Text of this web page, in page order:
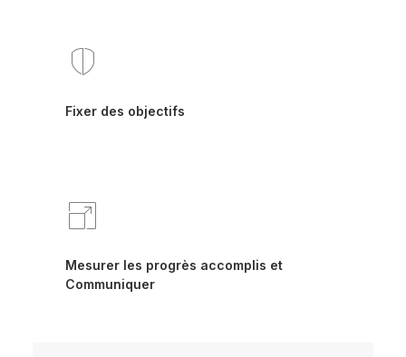
Fixer des objectifs
Mesurer les progrès accomplis et
Communiquer